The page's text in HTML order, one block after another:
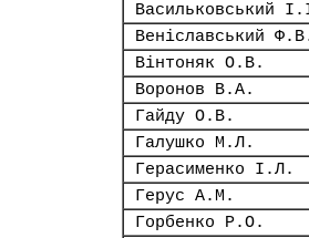
Васильковський
Веніславський
Вінтоняк О.В.
Воронов В.А.
Гайду О.В.
Галушко М.Л.
Герасименко І.Л.
Герус А.М.
Горбенко Р.О.